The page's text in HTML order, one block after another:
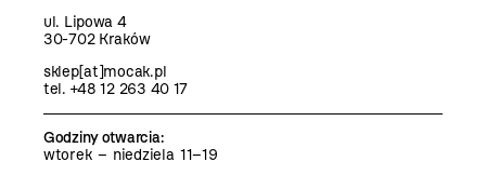
ul. Lipowa 4
30-702 Kraków
sklep[at]mocak.pl
tel. +48 12 263 40 17
Godziny otwarcia:
wtorek – niedziela 11–19